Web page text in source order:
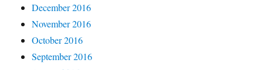
December 2016
November 2016
October 2016
September 2016